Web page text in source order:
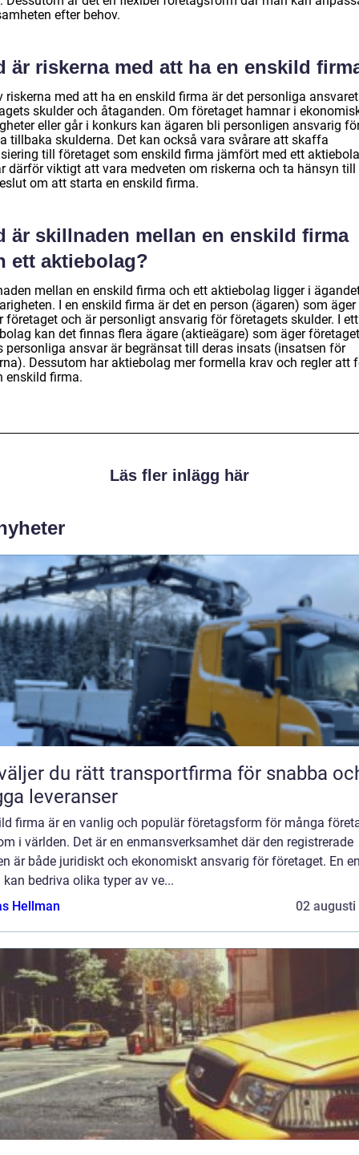
efter behov.
är riskerna med att ha en enskild
riskerna med att ha en enskild firma är det personliga
skulder och åtaganden. Om företaget hamnar i
eller går i konkurs kan ägaren bli personligen ansvarig
tillbaka skulderna. Det kan också vara svårare att skaffa
till företaget som enskild firma jämfört med ett
därför viktigt att vara medveten om riskerna och ta hänsyn till
om att starta en enskild firma.
är skillnaden mellan en enskild firma
ett aktiebolag?
mellan en enskild firma och ett aktiebolag ligger i
I en enskild firma är det en person (ägaren) som äger
företaget och är personligt ansvarig för företagets skulder. I ett
kan det finnas flera ägare (aktieägare) som äger
personliga ansvar är begränsat till deras insats (insatsen för
Dessutom har aktiebolag mer formella krav och regler att
enskild firma.
Läs fler inlägg här
du rätt transportfirma för snabba
leveranser
firma är en vanlig och populär företagsform för många
i världen. Det är en enmansverksamhet där den registrerade
är både juridiskt och ekonomiskt ansvarig för företaget. En
bedriva olika typer av ve...
Hellman
02 augusti